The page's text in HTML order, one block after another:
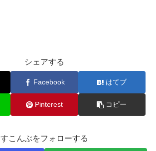
シェアする
Facebook はてブ
Pinterest コピー
すこんぶをフォローする